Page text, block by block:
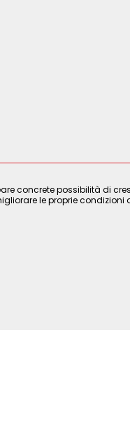
concrete possibilità di
le proprie condizioni